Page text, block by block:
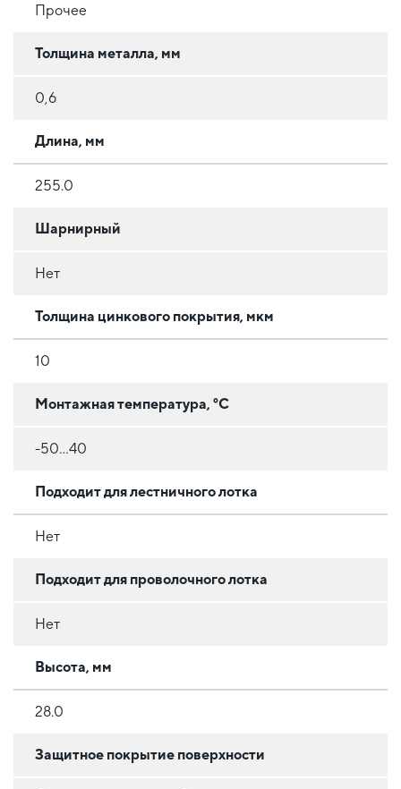
Прочее
Толщина металла, мм
0,6
Длина, мм
255.0
Шарнирный
Нет
Толщина цинкового покрытия, мкм
10
Монтажная температура, °C
-50...40
Подходит для лестничного лотка
Нет
Подходит для проволочного лотка
Нет
Высота, мм
28.0
Защитное покрытие поверхности